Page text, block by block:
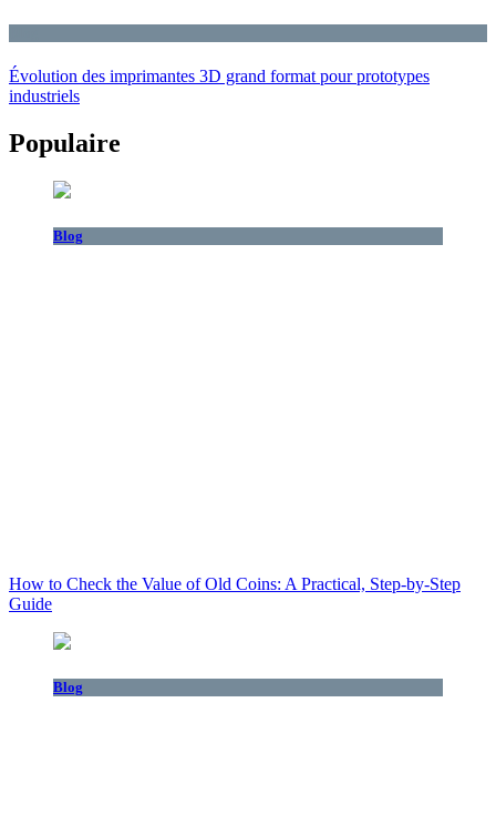
Évolution des imprimantes 3D grand format pour prototypes
industriels
Populaire
Blog
How to Check the Value of Old Coins: A Practical, Step-by-Step
Guide
Blog